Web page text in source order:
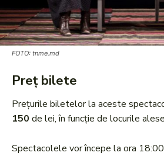
FOTO: tnme.md
Preț bilete
Prețurile biletelor la aceste
150 de lei, în funcție de locurile
Spectacolele vor începe la ora